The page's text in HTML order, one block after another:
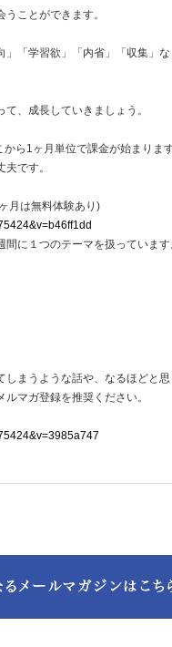
ことができます。
「学習欲」「内省」「収集」
、成長していきましょう。
ら1ヶ月単位で課金が始まりま
です。
月は無料体験あり)
に１つのテーマを扱っていま
まうような話や、なるほどと
マガ登録を推奨ください。